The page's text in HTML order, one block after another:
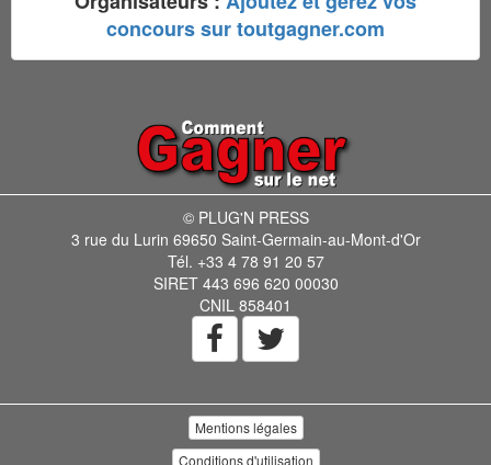
concours sur toutgagner.com
© PLUG'N PRESS
3 rue du Lurin 69650 Saint-Germain-au-Mont-d'Or
Tél. +33 4 78 91 20 57
SIRET 443 696 620 00030
CNIL 858401
Mentions légales
Conditions d'utilisation